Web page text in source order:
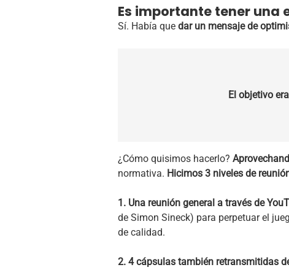
Es importante tener
Sí. Había que dar un mensaje de
El objetivo
¿Cómo quisimos hacerlo?
normativa. Hicimos 3 niveles de
1. Una reunión general a través de
de Simon Sineck) para perpetuar el
de calidad.
2. 4 cápsulas también retransmitidas